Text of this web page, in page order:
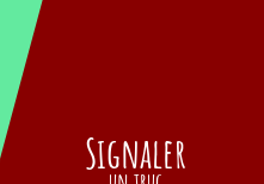
Signaler